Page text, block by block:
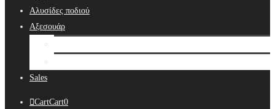
Αλυσίδες ποδιού
Αξεσουάρ
Sales
CartCart0